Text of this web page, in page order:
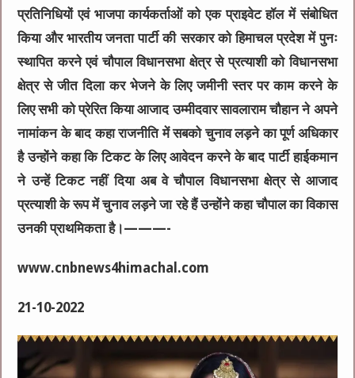
प्रतिनिधियों एवं भाजपा कार्यकर्ताओं को एक प्राइवेट हॉल में संबोधित
किया और भारतीय जनता पार्टी की सरकार को हिमाचल प्रदेश में पुनः
स्थापित करने एवं चौपाल विधानसभा क्षेत्र से प्रत्याशी को विधानसभा
क्षेत्र से जीत दिला कर भेजने के लिए जमीनी स्तर पर काम करने के
लिए सभी को प्रेरित किया आजाद उम्मीदवार सावलाराम चौहान ने अपने
नामांकन के बाद कहा राजनीति में सबको चुनाव लड़ने का पूर्ण अधिकार
है उन्होंने कहा कि टिकट के लिए आवेदन करने के बाद पार्टी हाईकमान
ने उन्हें टिकट नहीं दिया अब वे चौपाल विधानसभा क्षेत्र से आजाद
प्रत्याशी के रूप में चुनाव लड़ने जा रहे हैं उन्होंने कहा चौपाल का विकास
उनकी प्राथमिकता है।———-
www.cnbnews4himachal.com
21-10-2022